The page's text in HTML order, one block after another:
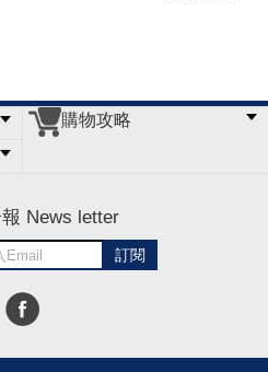
購物攻略
News letter
訂閱